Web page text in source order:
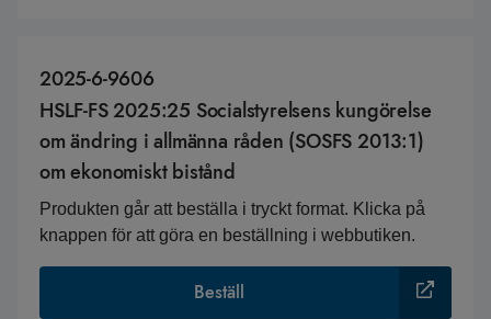
2025-6-9606
HSLF-FS 2025:25 Socialstyrelsens kungörelse
om ändring i allmänna råden (SOSFS 2013:1)
om ekonomiskt bistånd
Produkten går att beställa i tryckt format. Klicka på
knappen för att göra en beställning i webbutiken.
Beställ